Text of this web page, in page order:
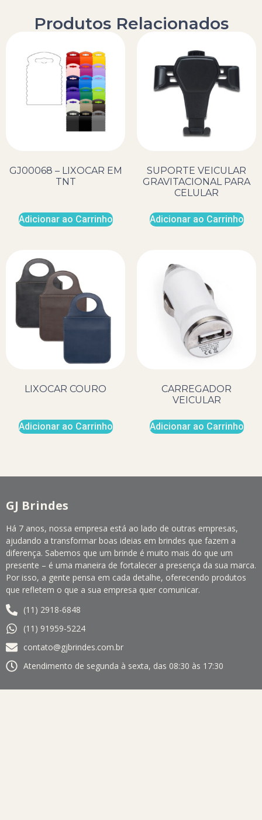
Produtos Relacionados
GJ00068 – LIXOCAR EM
TNT
Adicionar ao Carrinho
SUPORTE VEICULAR
GRAVITACIONAL PARA
CELULAR
Adicionar ao Carrinho
LIXOCAR COURO
Adicionar ao Carrinho
CARREGADOR
VEICULAR
Adicionar ao Carrinho
GJ Brindes
Há 7 anos, nossa empresa está ao lado de outras empresas,
ajudando a transformar boas ideias em brindes que fazem a
diferença. Sabemos que um brinde é muito mais do que um
presente – é uma maneira de fortalecer a presença da sua marca.
Por isso, a gente pensa em cada detalhe, oferecendo produtos
que refletem o que a sua empresa quer comunicar.
(11) 2918-6848
(11) 91959-5224
contato@gjbrindes.com.br
Atendimento de segunda à sexta, das 08:30 às 17:30